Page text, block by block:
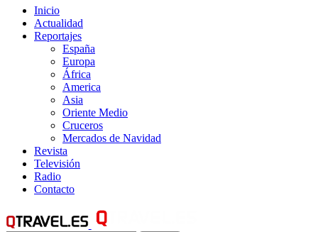
Inicio
Actualidad
Reportajes
España
Europa
África
America
Asia
Oriente Medio
Cruceros
Mercados de Navidad
Revista
Televisión
Radio
Contacto